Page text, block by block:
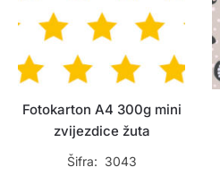
Fotokarton A4 300g mini
zvijezdice žuta
Šifra: 3043